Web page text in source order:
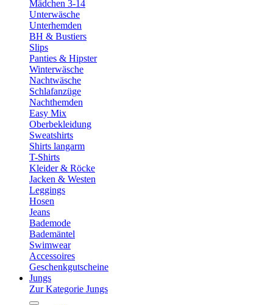
Mädchen 3-14
Unterwäsche
Unterhemden
BH & Bustiers
Slips
Panties & Hipster
Winterwäsche
Nachtwäsche
Schlafanzüge
Nachthemden
Easy Mix
Oberbekleidung
Sweatshirts
Shirts langarm
T-Shirts
Kleider & Röcke
Jacken & Westen
Leggings
Hosen
Jeans
Bademode
Bademäntel
Swimwear
Accessoires
Geschenkgutscheine
Jungs
Zur Kategorie Jungs